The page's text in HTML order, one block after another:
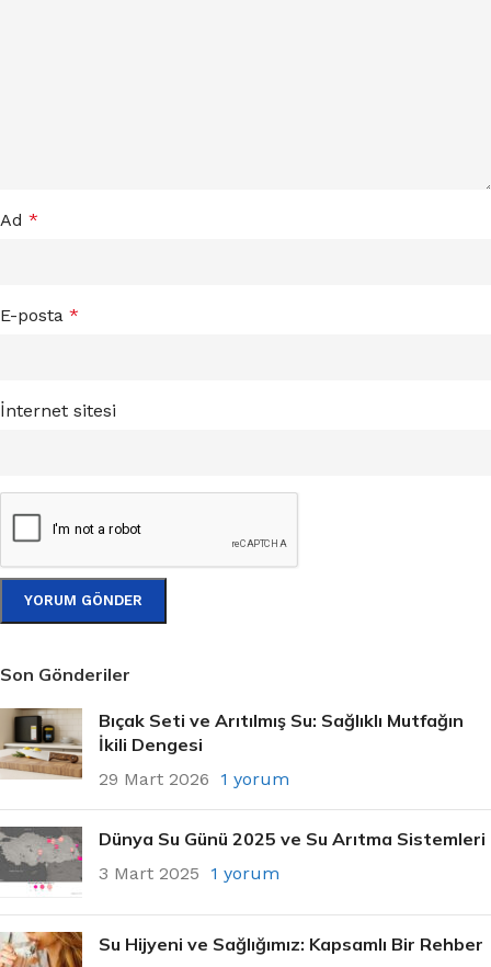
Son Gönderiler
Bıçak Seti ve Arıtılmış Su: Sağlıklı Mutfağın
İkili Dengesi
29 Mart 2026 1 yorum
Dünya Su Günü 2025 ve Su Arıtma Sistemleri
3 Mart 2025 1 yorum
Su Hijyeni ve Sağlığımız: Kapsamlı Bir Rehber
Ad *
E-posta *
İnternet sitesi